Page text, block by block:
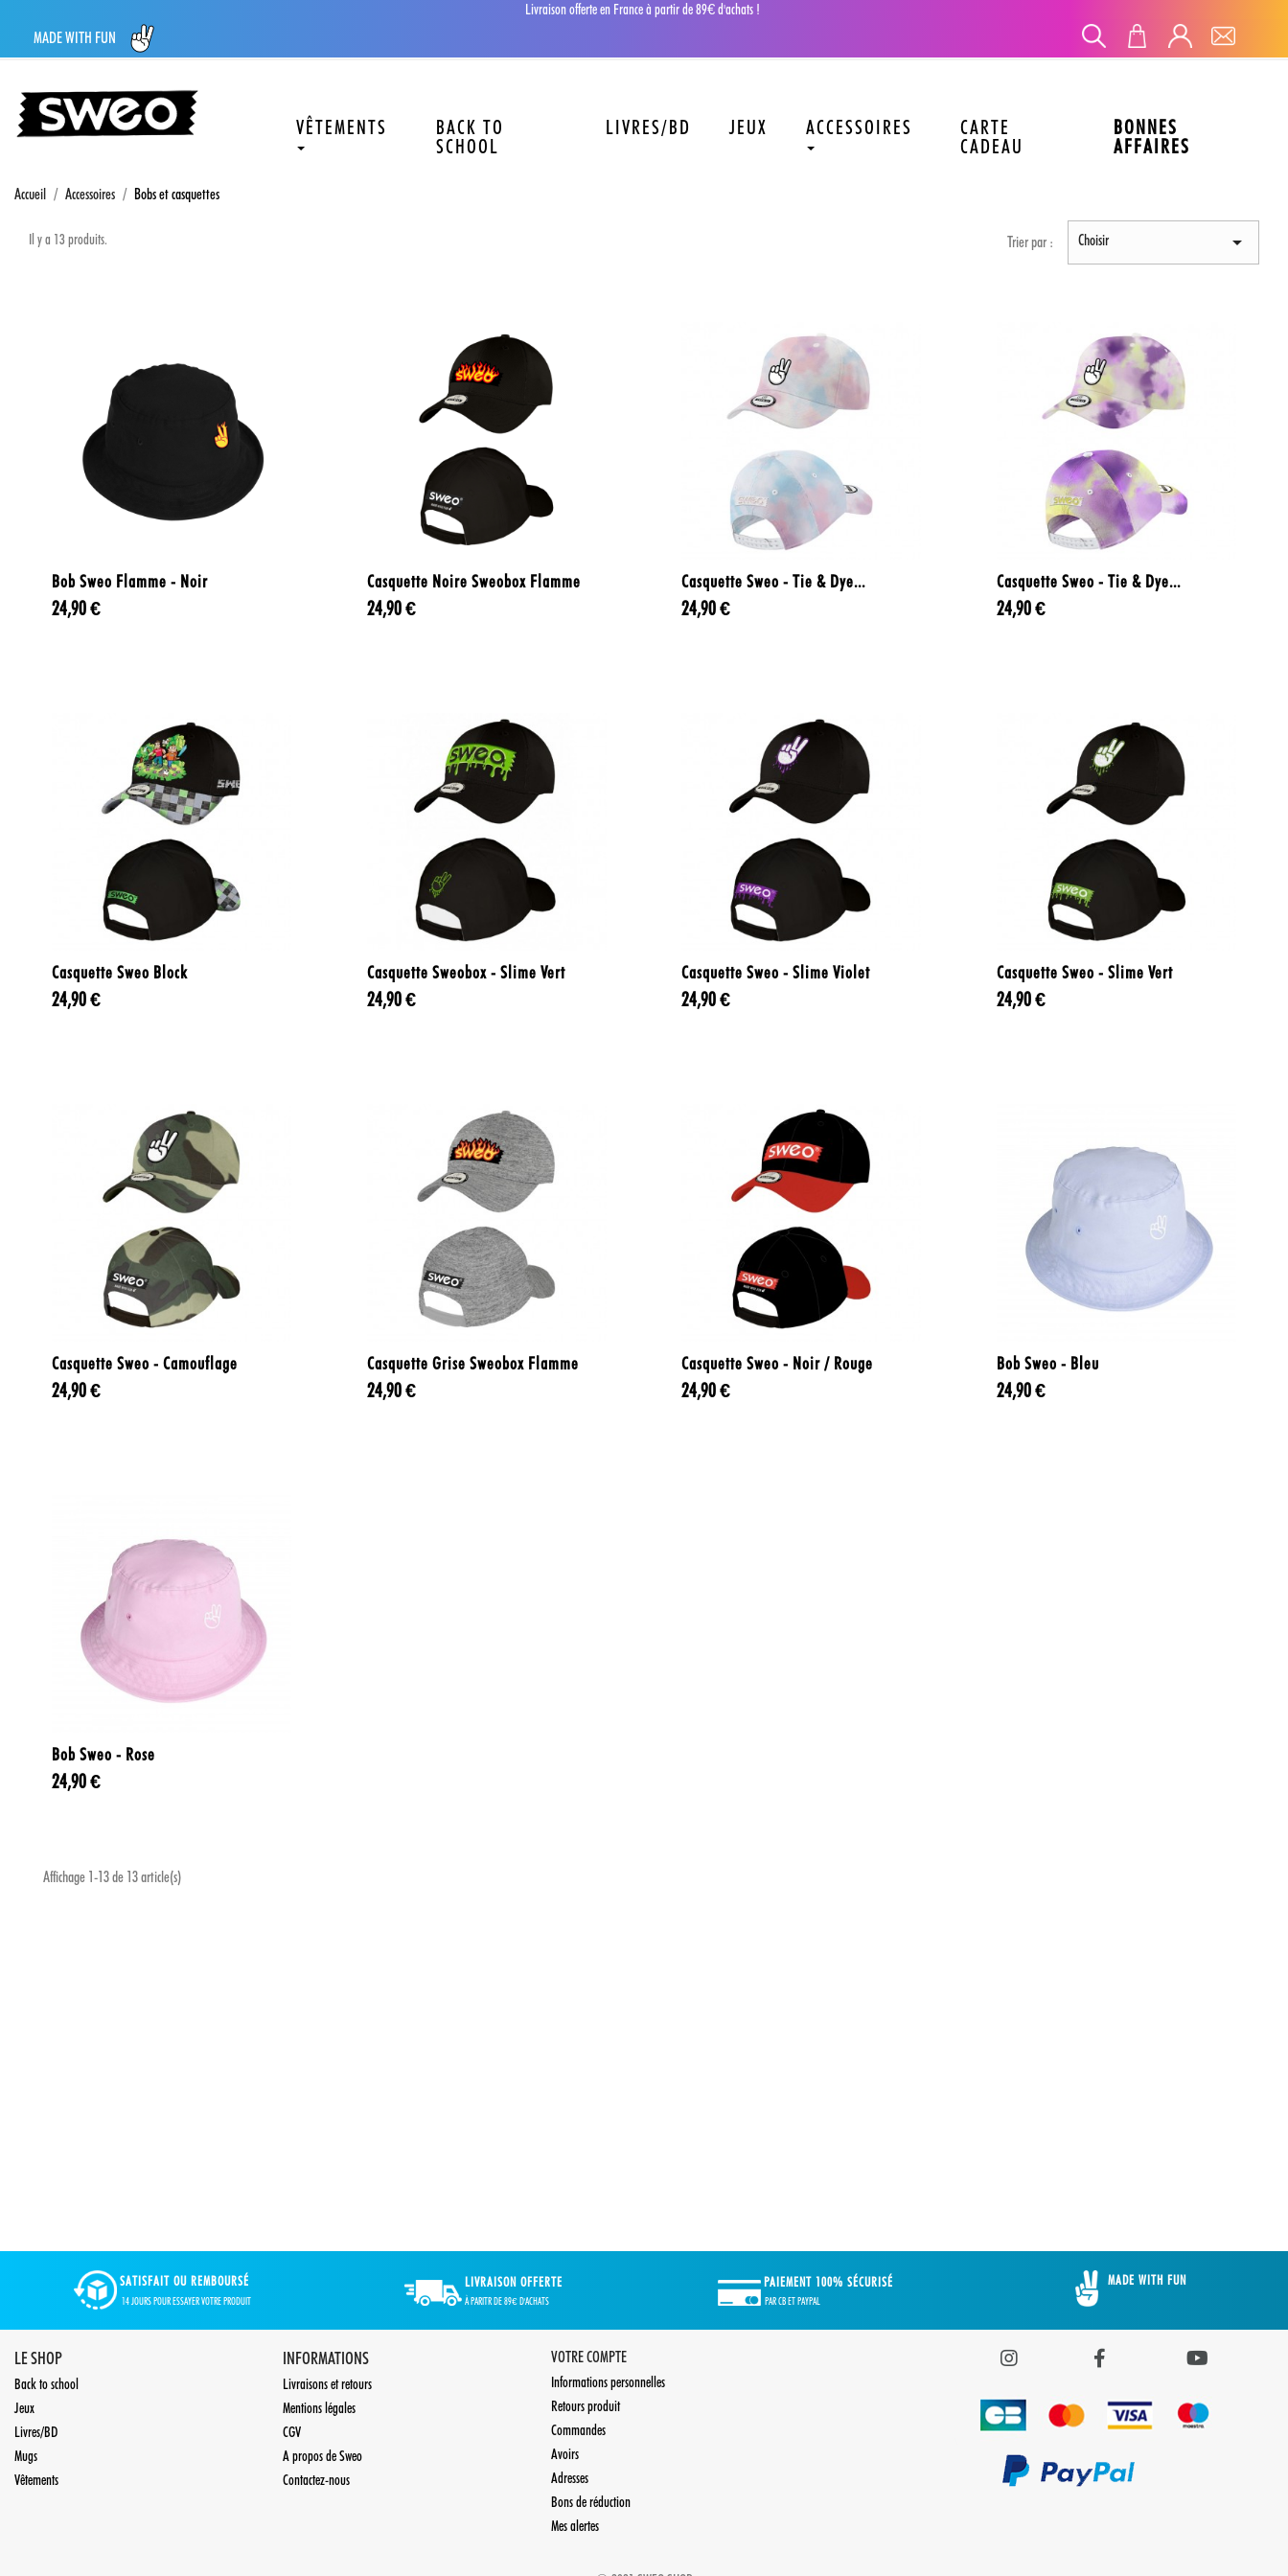
Livraison offerte en France à partir de 89€ d'achats !
MADE WITH FUN
VÊTEMENTS
BACK TO
SCHOOL
LIVRES/BD JEUX ACCESSOIRES
CARTE
CADEAU
BONNES
AFFAIRES
Accueil Accessoires Bobs et casquettes
Il y a 13 produits. Trier par : Choisir 
Bob Sweo Flamme - Noir
24,90 €
Aperçu rapide Casquette Noire Sweobox Flamme
24,90 €
Aperçu rapide Casquette Sweo - Tie & Dye...
24,90 €
 Aperçu rapide Casquette Sweo - Tie & Dye...
24,90 €
 Aperçu rapide
Casquette Sweo Block
24,90 €
 Aperçu rapide Casquette Sweobox - Slime Vert
24,90 €
Aperçu rapide Casquette Sweo - Slime Violet
24,90 €
 Aperçu rapide Casquette Sweo - Slime Vert
24,90 €
 Aperçu rapide
Casquette Sweo - Camouflage
24,90 €
 Aperçu rapide Casquette Grise Sweobox Flamme
24,90 €
Aperçu rapide Casquette Sweo - Noir / Rouge
24,90 €
 Aperçu rapide Bob Sweo - Bleu
24,90 €
Aperçu rapide
Bob Sweo - Rose
24,90 €
Aperçu rapide
Affichage 1-13 de 13 article(s)
SATISFAIT OU REMBOURSÉ
14 JOURS POUR ESSAYER VOTRE PRODUIT
LIVRAISON OFFERTE
À PARITR DE 89€ D'ACHATS
PAIEMENT 100% SÉCURISÉ
PAR CB ET PAYPAL
MADE WITH FUN
LE SHOP
Back to school
Jeux
Livres/BD
Mugs
Vêtements
INFORMATIONS
Livraisons et retours
Mentions légales
CGV
A propos de Sweo
Contactez-nous
VOTRE COMPTE
Informations personnelles
Retours produit
Commandes
Avoirs
Adresses
Bons de réduction
Mes alertes